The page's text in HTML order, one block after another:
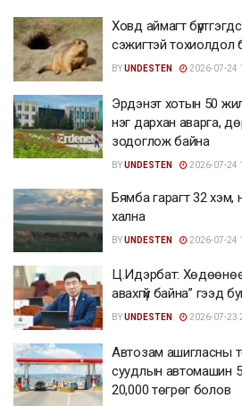
Ховд аймагт
сэжигтэй тохиолдол
BYUNDESTEN 2026-07-24
Эрдэнэт хотын 50
нэг дархан аварга,
зодоглож байна
BYUNDESTEN 2026-07-24
Бямба гарагт 32 хэм,
хална
BYUNDESTEN 2026-07-24
Ц.Идэрбат: Хөдөөнөөс
авахгүй байна” гээд
BYUNDESTEN 2026-07-23
Автозам ашигласны
суудлын автомашин
20,000 төгрөг болов